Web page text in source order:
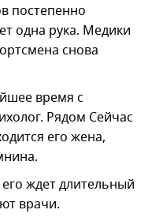
постепенно
одна рука. Медики
снова
время с
Рядом Сейчас
его жена,
ждет длительный
врачи.